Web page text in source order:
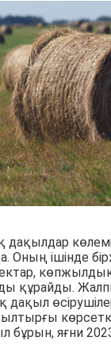
Оның ішінде
құрайды.
дақыл
бұрын, яғни